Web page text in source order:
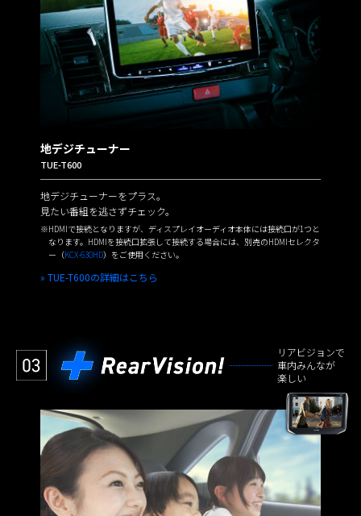
地デジチューナー
TUE-T600
地デジチューナーをプラス。
見たい番組を逃さずチェック。
※HDMIで接続となりますが、ディスプレイオーディオ本体には接続口が1つと
なります。HDMIを接続口拡張して接続する場合には、別売のHDMIセレクタ
ー（KCX-630HD）をご使用ください。
» TUE-T600の詳細はこちら
リアビジョンで
車内みんなが
楽しい